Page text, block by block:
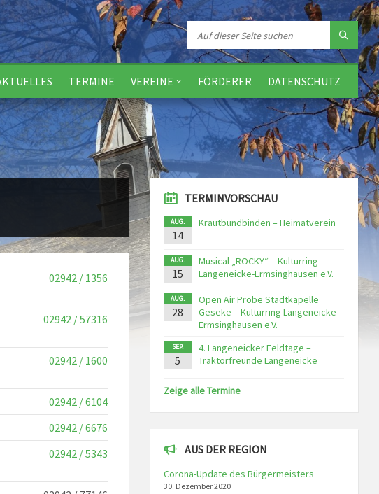
TERMINE VEREINE FÖRDERER DATENSCHUTZ
02942 / 1356
02942 / 57316
02942 / 1600
02942 / 6104
02942 / 6676
02942 / 5343
TERMINVORSCHAU
AUG.
14
Krautbundbinden – Heimatverein
AUG.
15
Musical „ROCKY“ – Kulturring
Langeneicke-Ermsinghausen e.V.
AUG.
28
Open Air Probe Stadtkapelle
Geseke – Kulturring Langeneicke-
Ermsinghausen e.V.
SEP.
5
4. Langeneicker Feldtage –
Traktorfreunde Langeneicke
Zeige alle Termine
AUS DER REGION
Corona-Update des Bürgermeisters
30. Dezember 2020